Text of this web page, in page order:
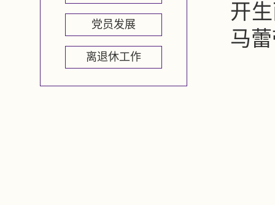
党员发展
离退休工作
开
马